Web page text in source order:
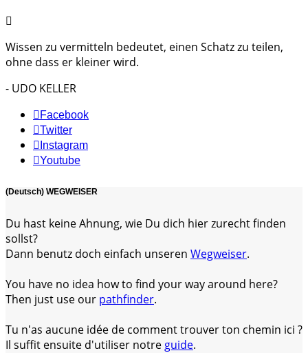
Wissen zu vermitteln bedeutet, einen Schatz zu teilen,
ohne dass er kleiner wird.
- UDO KELLER
Facebook
Twitter
Instagram
Youtube
(Deutsch) WEGWEISER
Du hast keine Ahnung, wie Du dich hier zurecht finden
sollst?
Dann benutz doch einfach unseren Wegweiser.
You have no idea how to find your way around here?
Then just use our pathfinder.
Tu n'as aucune idée de comment trouver ton chemin ici ?
Il suffit ensuite d'utiliser notre guide.